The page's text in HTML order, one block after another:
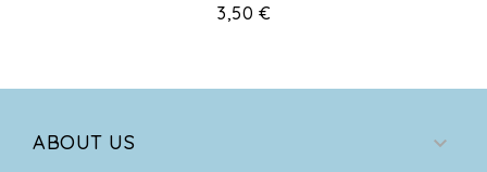
Pret
3,50 €
ABOUT US 